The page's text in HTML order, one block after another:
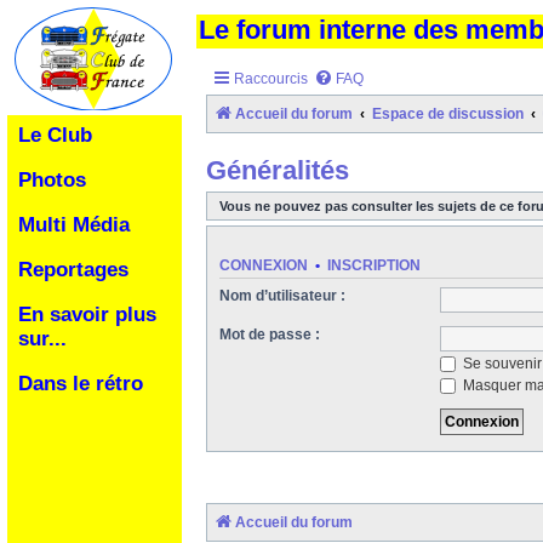
Le Club
Photos
Multi Média
Reportages
En savoir plus
sur...
Dans le rétro
Le forum interne des
Raccourcis FAQ
Accueil du forum Espace de discussion
Généralités
Vous ne pouvez pas consulter les sujets de ce
CONNEXION • INSCRIPTION
Nom d’utilisateur :
Mot de passe :
Se
Masquer
Accueil du forum